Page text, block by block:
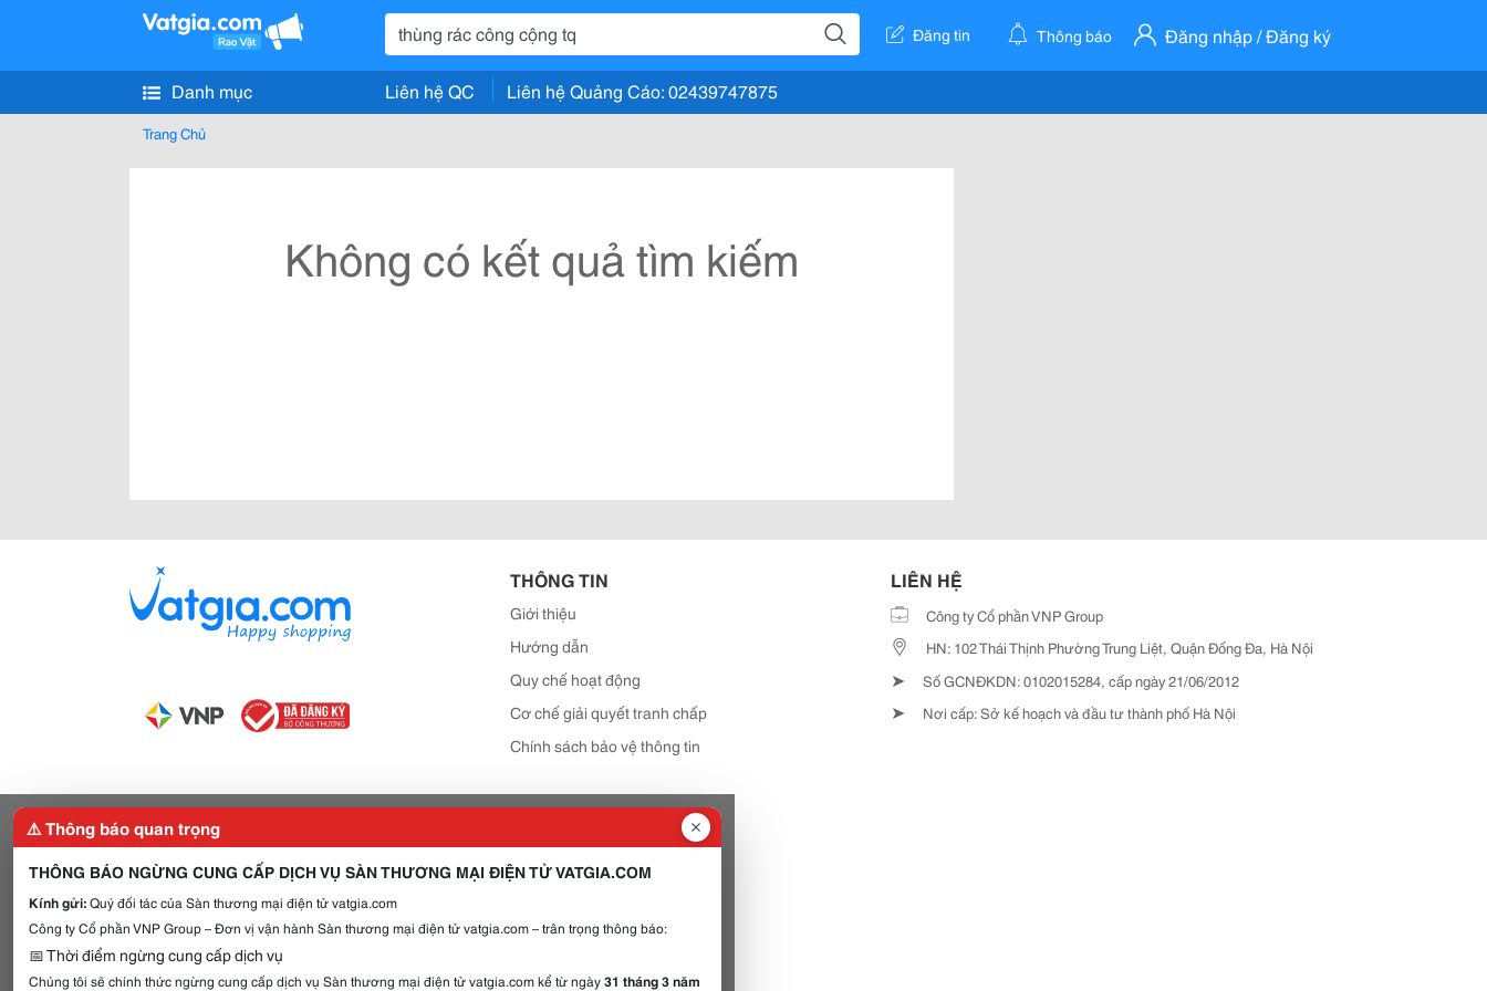
Đăng tin Thông báo Đăng nhập / Đăng ký
Danh mục Liên hệ QC Liên hệ Quảng Cáo: 02439747875
Trang Chủ
Không có kết quả tìm kiếm
THÔNG TIN
Giới thiệu
Hướng dẫn
Quy chế hoạt động
Cơ chế giải quyết tranh chấp
Chính sách bảo vệ thông tin
LIÊN HỆ
Công ty Cổ phần VNP Group
HN: 102 Thái Thịnh Phường Trung Liệt, Quận Đống Đa, Hà Nội
➤ Số GCNĐKDN: 0102015284, cấp ngày 21/06/2012
➤ Nơi cấp: Sở kế hoạch và đầu tư thành phố Hà Nội
⚠️ Thông báo quan trọng
THÔNG BÁO NGỪNG CUNG CẤP DỊCH VỤ SÀN THƯƠNG MẠI ĐIỆN TỬ VATGIA.COM
Kính gửi:Quý đối tác của Sàn thương mại điện tử vatgia.com
Công ty Cổ phần VNP Group – Đơn vị vận hành Sàn thương mại điện tử vatgia.com – trân trọng thông báo:
📅 Thời điểm ngừng cung cấp dịch vụ
Chúng tôi sẽ chính thức ngừng cung cấp dịch vụ Sàn thương mại điện tử vatgia.com kể từ ngày31 tháng 3 năm